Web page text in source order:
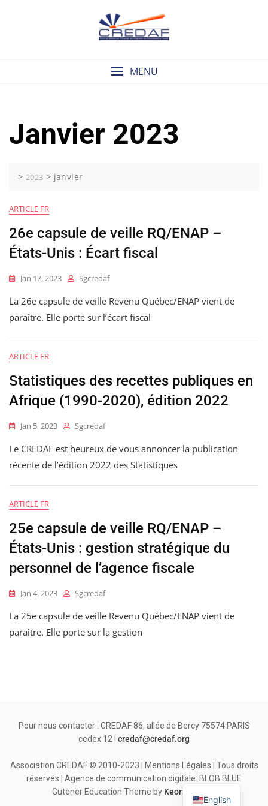
MENU
Janvier 2023
> 2023 > janvier
ARTICLE FR
26e capsule de veille RQ/ENAP –
États-Unis : Écart fiscal
Jan 17, 2023 Sgcredaf
La 26e capsule de veille Revenu Québec/ENAP vient de
paraître. Elle porte sur l’écart fiscal
ARTICLE FR
Statistiques des recettes publiques en
Afrique (1990-2020), édition 2022
Jan 5, 2023 Sgcredaf
Le CREDAF est heureux de vous annoncer la publication
récente de l’édition 2022 des Statistiques
ARTICLE FR
25e capsule de veille RQ/ENAP –
États-Unis : gestion stratégique du
personnel de l’agence fiscale
Jan 4, 2023 Sgcredaf
La 25e capsule de veille Revenu Québec/ENAP vient de
paraître. Elle porte sur la gestion
Pour nous contacter : CREDAF 86, allée de Bercy 75574 PARIS
cedex 12 | credaf@credaf.org
Association CREDAF © 2010-2023 | Mentions Légales | Tous droits
réservés | Agence de communication digitale: BLOB.BLUE
Gutener Education Theme by Keon Themes
English